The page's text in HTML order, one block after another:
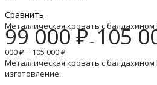
Сравнить
Металлическая кровать с балдахином
99 000₽– 105
000 ₽ – 105 000 ₽
Металлическая кровать с балдахином
изготовление: